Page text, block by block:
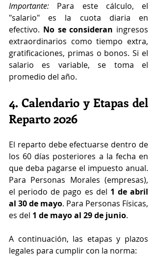
Importante: Para este cálculo, el
"salario" es la cuota diaria en
efectivo. No se consideran ingresos
extraordinarios como tiempo extra,
gratificaciones, primas o bonos. Si el
salario es variable, se toma el
promedio del año.
4. Calendario y Etapas del
Reparto 2026
El reparto debe efectuarse dentro de
los 60 días posteriores a la fecha en
que deba pagarse el impuesto anual.
Para Personas Morales (empresas),
el periodo de pago es del 1 de abril
al 30 de mayo. Para Personas Físicas,
es del 1 de mayo al 29 de junio.
A continuación, las etapas y plazos
legales para cumplir con la norma: